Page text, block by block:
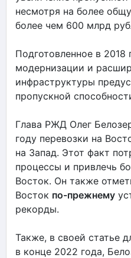
несмотря на более
более чем 600 млрд
Подготовленное в 2018
модернизации и
инфраструктуры
пропускной
Глава РЖД Олег
году перевозки на
на Запад. Этот факт
процессы и привлечь
Восток. Он также
Восток по-прежнему
рекорды.
Также, в своей статье
в конце 2022 года,